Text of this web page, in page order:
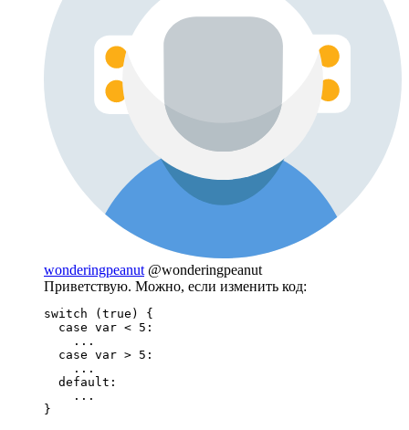
wonderingpeanut @wonderingpeanut
Приветствую. Можно, если изменить код:
switch (true) {
  case var < 5:
    ...
  case var > 5:
    ...
  default:
    ...
}